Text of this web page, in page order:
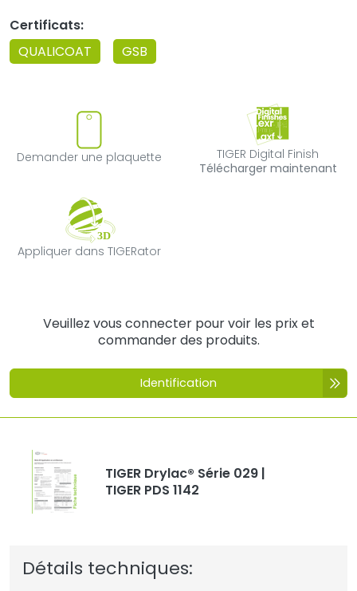
Certificats:
QUALICOAT
GSB
Demander une plaquette
Demander une plaquette
TIGER Digital
TIGER Digital Finish
Télécharger maintenant
Appliquer dans TIGERator
Appliquer dans TIGERator
Veuillez vous connecter pour voir les prix et
commander des produits.
Identification
TIGER Drylac® Série 029 |
TIGER PDS 1142
Détails techniques: